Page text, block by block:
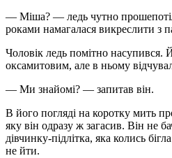
— Міша? — ледь чутно
роками намагалася викреслити з
Чоловік ледь помітно насупився.
оксамитовим, але в ньому
— Ми знайомі? — запитав він.
В його погляді на коротку мить
яку він одразу ж загасив. Він не
дівчинку-підлітка, яка колись
не йти.